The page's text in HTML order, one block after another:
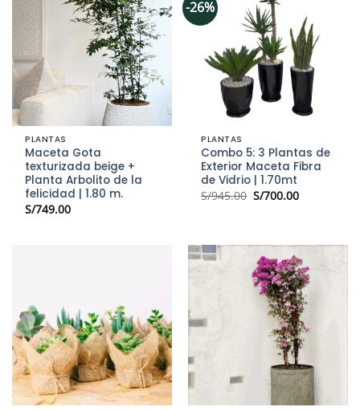
PLANTAS
Maceta Gota
texturizada beige +
Planta Arbolito de la
felicidad | 1.80 m.
S/749.00
-26%
PLANTAS
Combo 5: 3 Plantas de
Exterior Maceta Fibra
de Vidrio | 1.70mt
S/945.00 El
precio
S/700.00El